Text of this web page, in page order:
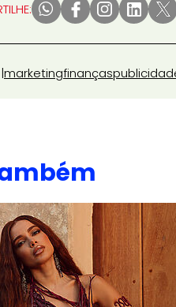
marketingfinanças